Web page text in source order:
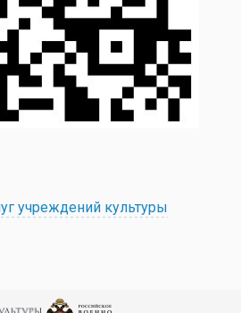
учреждений культуры